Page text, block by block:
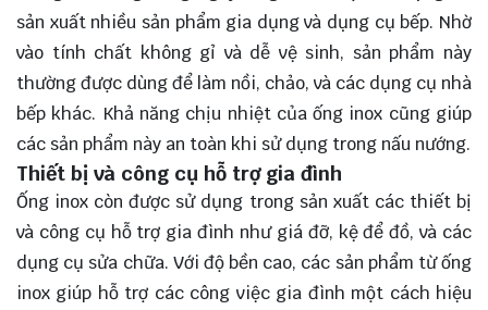
sản xuất nhiều sản phẩm gia dụng và dụng cụ bếp. Nhờ
vào tính chất không gỉ và dễ vệ sinh, sản phẩm này
thường được dùng để làm nồi, chảo, và các dụng cụ nhà
bếp khác. Khả năng chịu nhiệt của ống inox cũng giúp
các sản phẩm này an toàn khi sử dụng trong nấu nướng.
Thiết bị và công cụ hỗ trợ gia đình
Ống inox còn được sử dụng trong sản xuất các thiết bị
và công cụ hỗ trợ gia đình như giá đỡ, kệ để đồ, và các
dụng cụ sửa chữa. Với độ bền cao, các sản phẩm từ ống
inox giúp hỗ trợ các công việc gia đình một cách hiệu